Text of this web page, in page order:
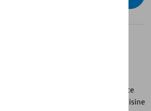
petit plat et économisez de l’espace
en camping avec cet ustensile de cuisine